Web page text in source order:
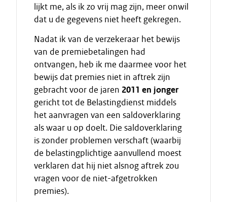
lijkt me, als ik zo vrij mag zijn, meer onwil
dat u de gegevens niet heeft gekregen.
Nadat ik van de verzekeraar het bewijs
van de premiebetalingen had
ontvangen, heb ik me daarmee voor het
bewijs dat premies niet in aftrek zijn
gebracht voor de jaren 2011 en jonger
gericht tot de Belastingdienst middels
het aanvragen van een saldoverklaring
als waar u op doelt. Die saldoverklaring
is zonder problemen verschaft (waarbij
de belastingplichtige aanvullend moest
verklaren dat hij niet alsnog aftrek zou
vragen voor de niet-afgetrokken
premies).